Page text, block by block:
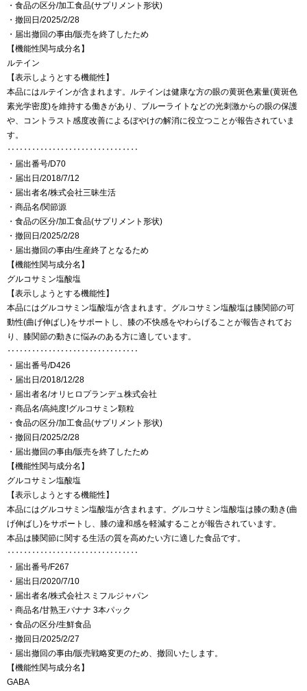
・食品の区分/加工食品(サプリメント形状)
・撤回日/2025/2/28
・届出撤回の事由/販売を終了したため
【機能性関与成分名】
ルテイン
【表示しようとする機能性】
本品にはルテインが含まれます。ルテインは健康な方の眼の黄斑色素量(黄斑色
素光学密度)を維持する働きがあり、ブルーライトなどの光刺激からの眼の保護
や、コントラスト感度改善によるぼやけの解消に役立つことが報告されていま
す。
‥‥‥‥‥‥‥‥‥‥‥‥‥‥‥‥
・届出番号/D70
・届出日/2018/7/12
・届出者名/株式会社三昧生活
・商品名/関節源
・食品の区分/加工食品(サプリメント形状)
・撤回日/2025/2/28
・届出撤回の事由/生産終了となるため
【機能性関与成分名】
グルコサミン塩酸塩
【表示しようとする機能性】
本品にはグルコサミン塩酸塩が含まれます。グルコサミン塩酸塩は膝関節の可
動性(曲げ伸ばし)をサポートし、膝の不快感をやわらげることが報告されてお
り、膝関節の動きに悩みのある方に適しています。
‥‥‥‥‥‥‥‥‥‥‥‥‥‥‥‥
・届出番号/D426
・届出日/2018/12/28
・届出者名/オリヒロプランデュ株式会社
・商品名/高純度!グルコサミン顆粒
・食品の区分/加工食品(サプリメント形状)
・撤回日/2025/2/28
・届出撤回の事由/販売を終了したため
【機能性関与成分名】
グルコサミン塩酸塩
【表示しようとする機能性】
本品にはグルコサミン塩酸塩が含まれます。グルコサミン塩酸塩は膝の動き(曲
げ伸ばし)をサポートし、膝の違和感を軽減することが報告されています。
本品は膝関節に関する生活の質を高めたい方に適した食品です。
‥‥‥‥‥‥‥‥‥‥‥‥‥‥‥‥
・届出番号/F267
・届出日/2020/7/10
・届出者名/株式会社スミフルジャパン
・商品名/甘熟王バナナ 3本パック
・食品の区分/生鮮食品
・撤回日/2025/2/27
・届出撤回の事由/販売戦略変更のため、撤回いたします。
【機能性関与成分名】
GABA